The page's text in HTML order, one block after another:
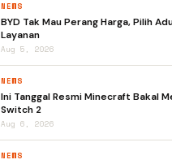
NEWS
BYD Tak Mau Perang Harga, Pilih
Layanan
Aug 5, 2026
NEWS
Ini Tanggal Resmi Minecraft Bakal
Switch 2
Aug 6, 2026
NEWS